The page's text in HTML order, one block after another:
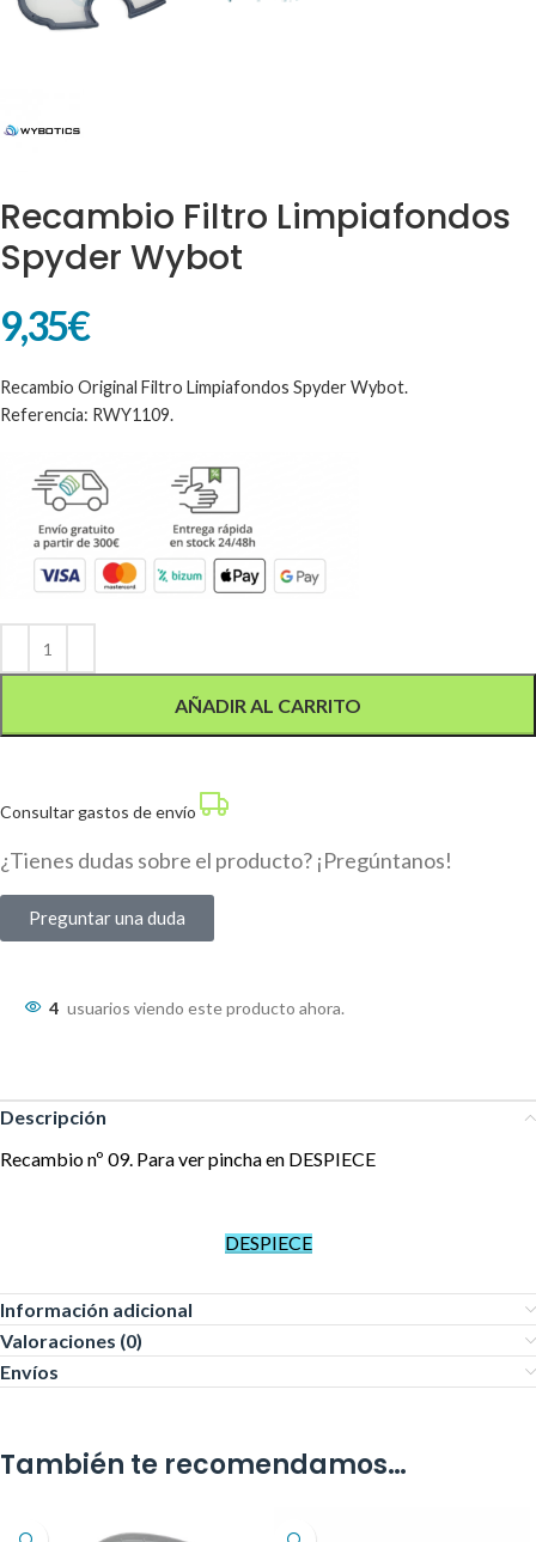
Recambio Filtro Limpiafondos
Spyder Wybot
9,35€
Recambio Original Filtro Limpiafondos Spyder Wybot.
Referencia: RWY1109.
AÑADIR AL CARRITO
Consultar gastos de envío
¿Tienes dudas sobre el producto? ¡Pregúntanos!
Preguntar una duda
4 usuarios viendo este producto ahora.
Descripción
Recambio nº 09. Para ver pincha en DESPIECE
DESPIECE
Información adicional
Valoraciones (0)
Envíos
También te recomendamos…